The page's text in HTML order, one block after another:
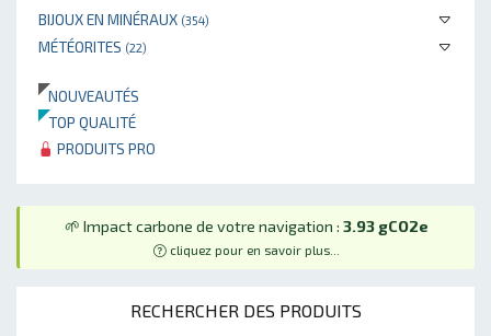
BIJOUX EN MINÉRAUX (354)
MÉTÉORITES (22)
NOUVEAUTÉS
TOP QUALITÉ
PRODUITS PRO
🌱 Impact carbone de votre navigation : 3.93 gCO2e
cliquez pour en savoir plus...
RECHERCHER DES PRODUITS